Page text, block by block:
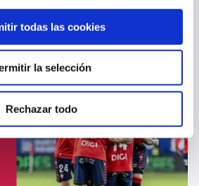
todas las cookies
la selección
Rechazar todo
EN BALAÍDOS
07 ago. 2026